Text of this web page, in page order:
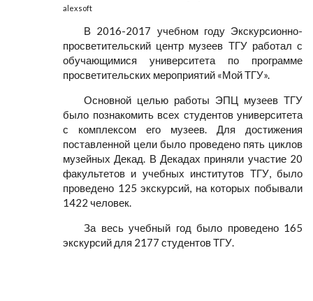
alexsoft
В 2016-2017 учебном году Экскурсионно-
просветительский центр музеев ТГУ работал с
обучающимися университета по программе
просветительских мероприятий «Мой ТГУ».
Основной целью работы ЭПЦ музеев ТГУ
было познакомить всех студентов университета
с комплексом его музеев. Для достижения
поставленной цели было проведено пять циклов
музейных Декад. В Декадах приняли участие 20
факультетов и учебных институтов ТГУ, было
проведено 125 экскурсий, на которых побывали
1422 человек.
За весь учебный год было проведено 165
экскурсий для 2177 студентов ТГУ.